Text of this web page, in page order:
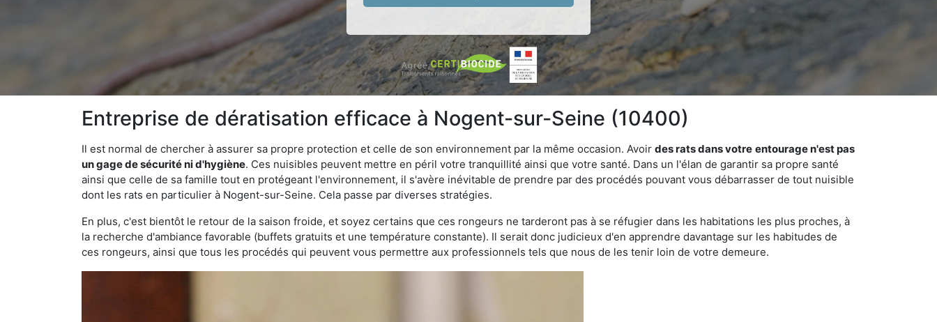
Entreprise de dératisation efficace à Nogent-sur-Seine (10400)
Il est normal de chercher à assurer sa propre protection et celle de son environnement par la même occasion. Avoir des rats dans votre entourage n'est pas
un gage de sécurité ni d'hygiène. Ces nuisibles peuvent mettre en péril votre tranquillité ainsi que votre santé. Dans un l'élan de garantir sa propre santé
ainsi que celle de sa famille tout en protégeant l'environnement, il s'avère inévitable de prendre par des procédés pouvant vous débarrasser de tout nuisible
dont les rats en particulier à Nogent-sur-Seine. Cela passe par diverses stratégies.
En plus, c'est bientôt le retour de la saison froide, et soyez certains que ces rongeurs ne tarderont pas à se réfugier dans les habitations les plus proches, à
la recherche d'ambiance favorable (buffets gratuits et une température constante). Il serait donc judicieux d'en apprendre davantage sur les habitudes de
ces rongeurs, ainsi que tous les procédés qui peuvent vous permettre aux professionnels tels que nous de les tenir loin de votre demeure.